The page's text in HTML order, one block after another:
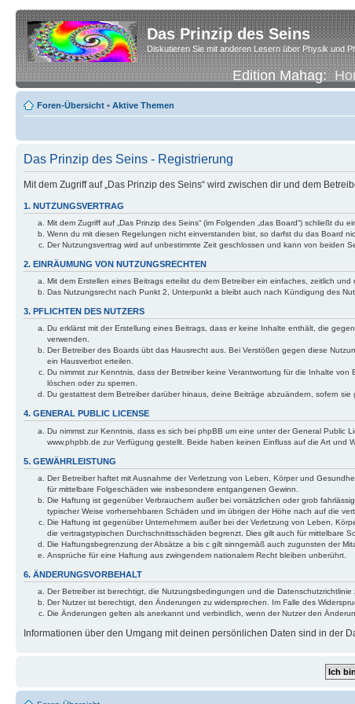
Das Prinzip des Seins
Diskutieren Sie mit anderen Lesern über Physik und
Edition Mahag:
Foren-Übersicht • Aktive Themen
Das Prinzip des Seins - Registrierung
Mit dem Zugriff auf „Das Prinzip des Seins“ wird zwischen dir und dem
1. NUTZUNGSVERTRAG
Mit dem Zugriff auf „Das Prinzip des Seins“ (im Folgenden „das Board“) schließt
Wenn du mit diesen Regelungen nicht einverstanden bist, so darfst du das Board
Der Nutzungsvertrag wird auf unbestimmte Zeit geschlossen und kann von beiden
2. EINRÄUMUNG VON NUTZUNGSRECHTEN
Mit dem Erstellen eines Beitrags erteilst du dem Betreiber ein einfaches, zeitlich
Das Nutzungsrecht nach Punkt 2, Unterpunkt a bleibt auch nach Kündigung des
3. PFLICHTEN DES NUTZERS
Du erklärst mit der Erstellung eines Beitrags, dass er keine Inhalte enthält, die
verwenden.
Der Betreiber des Boards übt das Hausrecht aus. Bei Verstößen gegen diese
ein Hausverbot erteilen.
Du nimmst zur Kenntnis, dass der Betreiber keine Verantwortung für die Inhalte
löschen oder zu sperren.
Du gestattest dem Betreiber darüber hinaus, deine Beiträge abzuändern, sofern
4. GENERAL PUBLIC LICENSE
Du nimmst zur Kenntnis, dass es sich bei phpBB um eine unter der General Public
www.phpbb.de zur Verfügung gestellt. Beide haben keinen Einfluss auf die Art und
5. GEWÄHRLEISTUNG
Der Betreiber haftet mit Ausnahme der Verletzung von Leben, Körper und
für mittelbare Folgeschäden wie insbesondere entgangenen Gewinn.
Die Haftung ist gegenüber Verbrauchern außer bei vorsätzlichen oder grob
typischer Weise vorhersehbaren Schäden und im übrigen der Höhe nach auf die
Die Haftung ist gegenüber Unternehmern außer bei der Verletzung von Leben,
die vertragstypischen Durchschnittsschäden begrenzt. Dies gilt auch für mittelbare
Die Haftungsbegrenzung der Absätze a bis c gilt sinngemäß auch zugunsten der
Ansprüche für eine Haftung aus zwingendem nationalem Recht bleiben unberührt.
6. ÄNDERUNGSVORBEHALT
Der Betreiber ist berechtigt, die Nutzungsbedingungen und die
Der Nutzer ist berechtigt, den Änderungen zu widersprechen. Im Falle des
Die Änderungen gelten als anerkannt und verbindlich, wenn der Nutzer den
Informationen über den Umgang mit deinen persönlichen Daten sind in der